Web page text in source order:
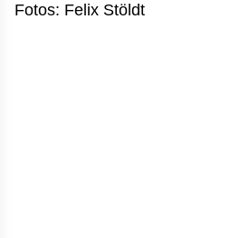
Fotos: Felix Stöldt